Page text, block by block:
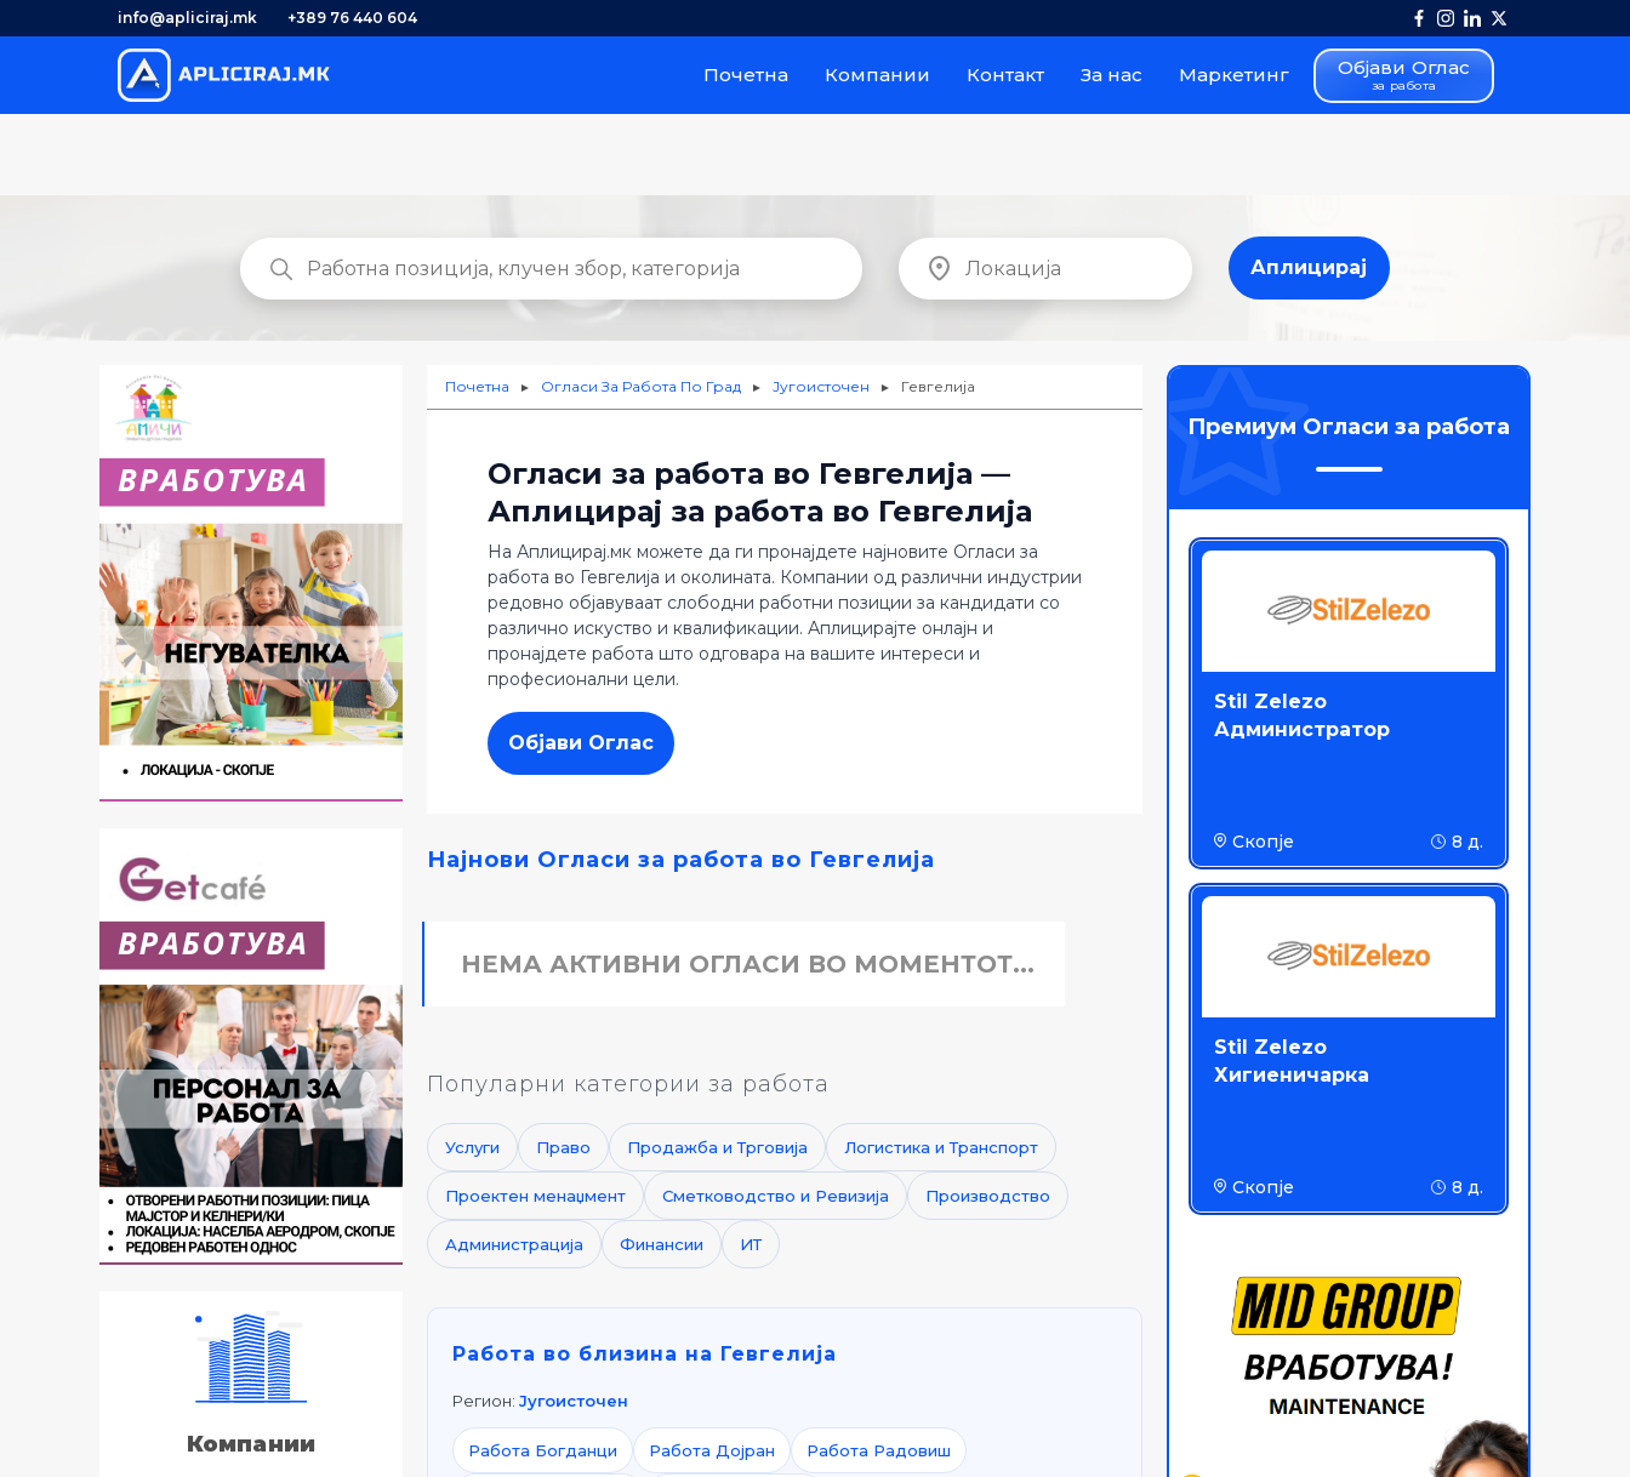
info@apliciraj.mk +389 76 440 604
Почетна Компании Контакт За нас Маркетинг Објави Оглас
за работа
Аплицирај
Аплицирај
Компании
Почетна ► Огласи За Работа По Град ► Југоисточен ► Гевгелија
Огласи за работа во Гевгелија —
Аплицирај за работа во Гевгелија
На Аплицирај.мк можете да ги пронајдете најновите Огласи за
работа во Гевгелија и околината. Компании од различни индустрии
редовно објавуваат слободни работни позиции за кандидати со
различно искуство и квалификации. Аплицирајте онлајн и
пронајдете работа што одговара на вашите интереси и
професионални цели.
Објави Оглас
Најнови Огласи за работа во Гевгелија
НЕМА АКТИВНИ ОГЛАСИ ВО МОМЕНТОТ...
Популарни категории за работа
Услуги Право Продажба и Трговија Логистика и Транспорт
Проектен менаџмент Сметководство и Ревизија Производство
Администрација Финансии ИТ
Работа во близина на Гевгелија
Регион: Југоисточен
Работа Богданци Работа Дојран Работа Радовиш
Премиум Огласи за работа
Stil Zelezo
Администратор
Скопје 8 д.
Stil Zelezo
Хигиеничарка
Скопје 8 д.